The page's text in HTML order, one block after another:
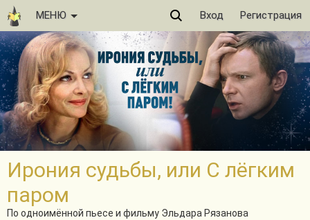
МЕНЮ Вход Регистрация
Ирония судьбы, или С лёгким
паром
По одноимённой пьесе и фильму Эльдара Рязанова